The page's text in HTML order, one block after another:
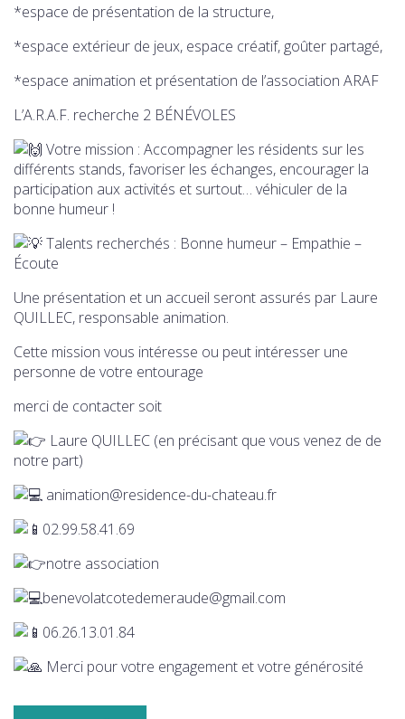
*espace de présentation de la structure,
*espace extérieur de jeux, espace créatif, goûter partagé,
*espace animation et présentation de l’association ARAF
L’A.R.A.F. recherche 2 BÉNÉVOLES
Votre mission : Accompagner les résidents sur les
différents stands, favoriser les échanges, encourager la
participation aux activités et surtout… véhiculer de la
bonne humeur !
Talents recherchés : Bonne humeur – Empathie –
Écoute
Une présentation et un accueil seront assurés par Laure
QUILLEC, responsable animation.
Cette mission vous intéresse ou peut intéresser une
personne de votre entourage
merci de contacter soit
Laure QUILLEC (en précisant que vous venez de de
notre part)
animation@residence-du-chateau.fr
02.99.58.41.69
notre association
benevolatcotedemeraude@gmail.com
06.26.13.01.84
Merci pour votre engagement et votre générosité